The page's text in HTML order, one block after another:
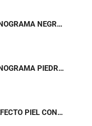
BOLSO SHOPPER MONOGRAMA NEGRO LOLA CASADEMUNT LF2604075
BOLSO SHOPPER MONOGRAMA PIEDRA GRIS PERLADO LOLA CASADEMUNT LF2604075
BOLSO BANDOLERA EFECTO PIEL CON POMPONES NARANJA LOLA CASADEMUNT LF2604058